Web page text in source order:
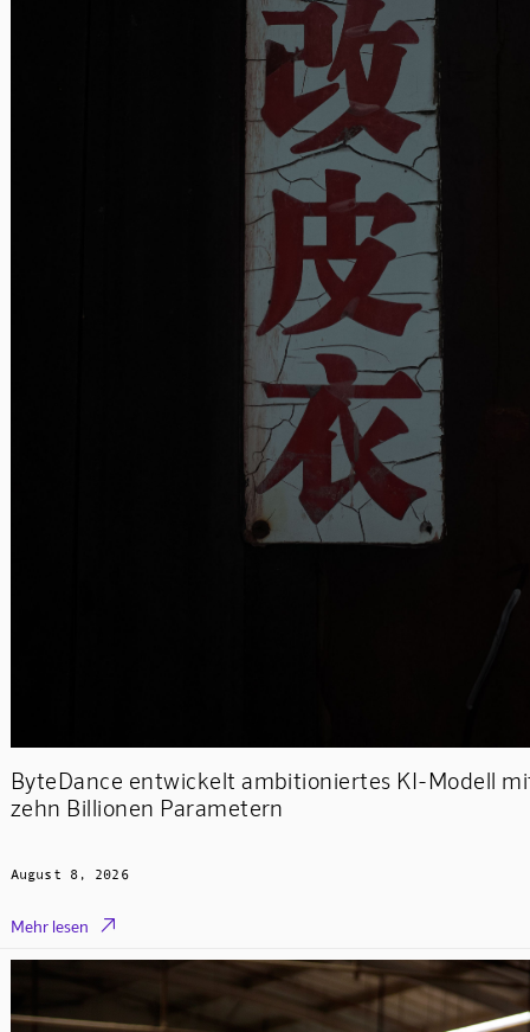
ByteDance entwickelt ambitioniertes KI-Modell
zehn Billionen Parametern
August 8, 2026
Mehr lesen 